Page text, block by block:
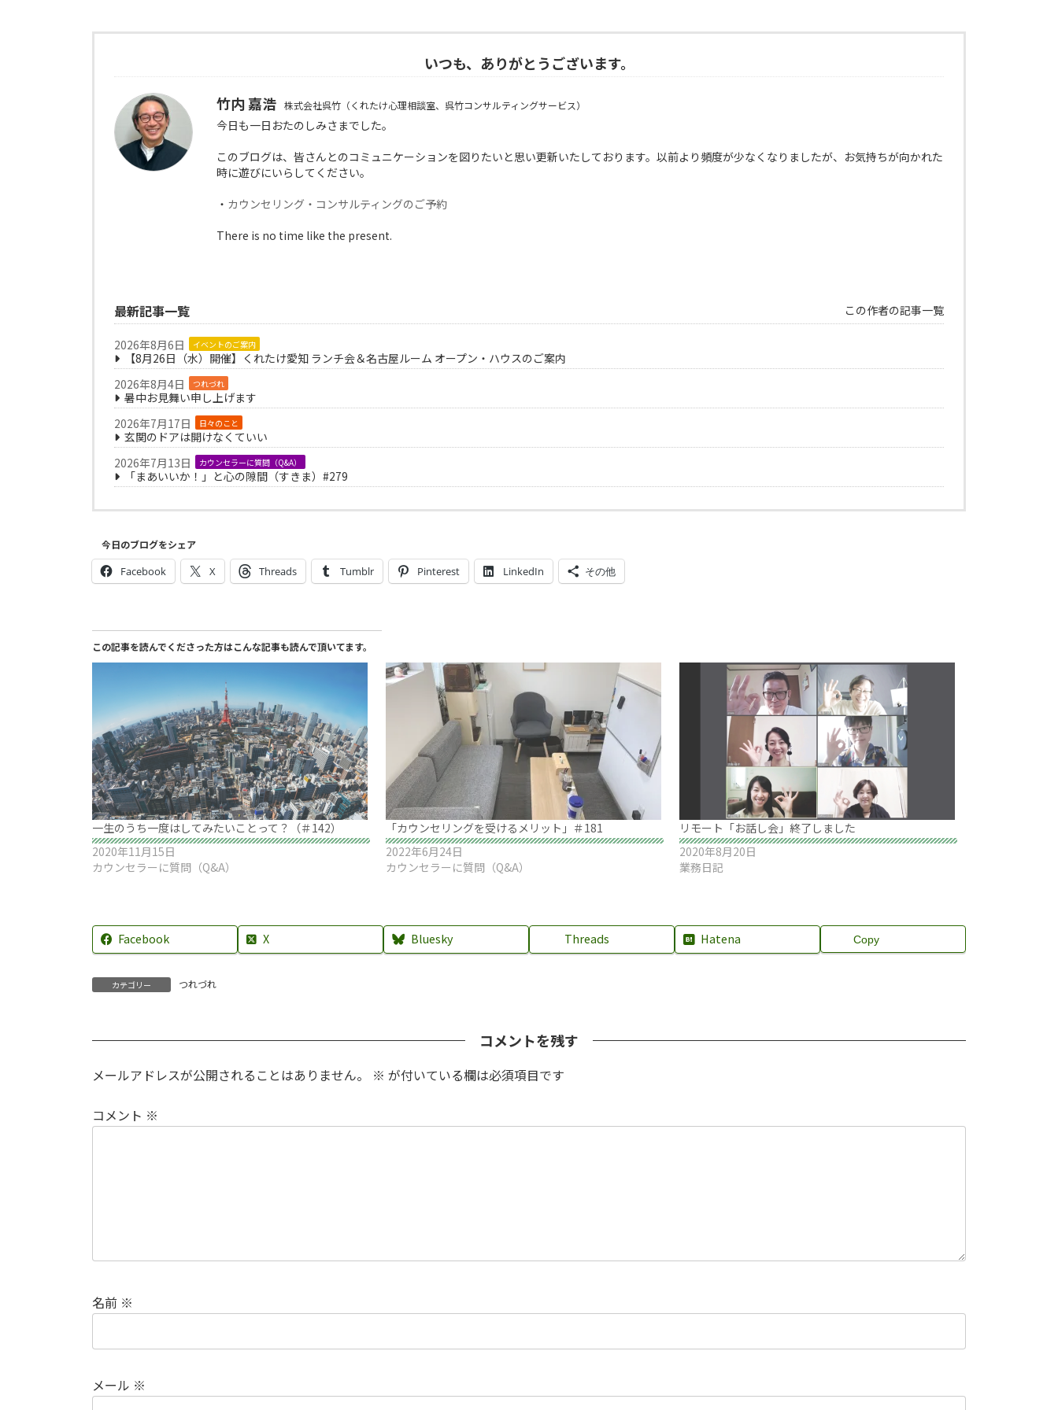
いつも、ありがとうございます。
竹内 嘉浩 株式会社呉竹（くれたけ心理相談室、呉竹コンサルティングサービス）
今日も一日おたのしみさまでした。
このブログは、皆さんとのコミュニケーションを図りたいと思い更新いたしております。以前より頻度が少なくなりましたが、お気持ちが向かれた
時に遊びにいらしてください。
・ カウンセリング・コンサルティングのご予約
There is no time like the present.
最新記事一覧 この作者の記事一覧
2026年8月6日 イベントのご案内
【8月26日（水）開催】くれたけ愛知 ランチ会＆名古屋ルーム オープン・ハウスのご案内
2026年8月4日
つれづれ
暑中お見舞い申し上げます
2026年7月17日
日々のこと
玄関のドアは開けなくていい
2026年7月13日
カウンセラーに質問（Q&A）
「まあいいか！」と心の隙間（すきま）#279
今日のブログをシェア
Facebook X Threads Tumblr Pinterest LinkedIn その他
この記事を読んでくださった方はこんな記事も読んで頂いてます。
一生のうち一度はしてみたいことって？（＃142）
2020年11月15日
カウンセラーに質問（Q&A）
「カウンセリングを受けるメリット」＃181
2022年6月24日
カウンセラーに質問（Q&A）
リモート「お話し会」終了しました
2020年8月20日
業務日記
Facebook X Bluesky Threads Hatena Copy
カテゴリー つれづれ
コメントを残す
メールアドレスが公開されることはありません。 ※ が付いている欄は必須項目です
コメント ※
名前 ※
メール ※